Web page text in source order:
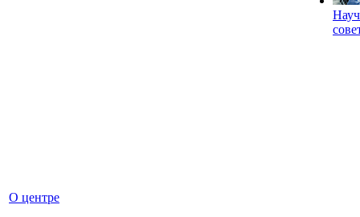
О центре